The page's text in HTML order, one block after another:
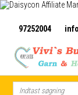
97252004